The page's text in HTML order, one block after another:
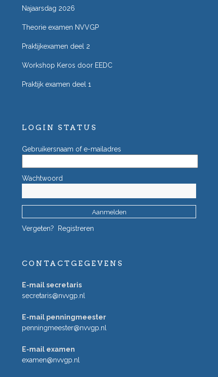
Najaarsdag 2026
Theorie examen NVVGP
Praktijkexamen deel 2
Workshop Keros door EEDC
Praktijk examen deel 1
LOGIN STATUS
Gebruikersnaam of e-mailadres
Wachtwoord
Vergeten? Registreren
CONTACTGEGEVENS
E-mail secretaris
secretaris@nvvgp.nl
E-mail penningmeester
penningmeester@nvvgp.nl
E-mail examen
examen@nvvgp.nl